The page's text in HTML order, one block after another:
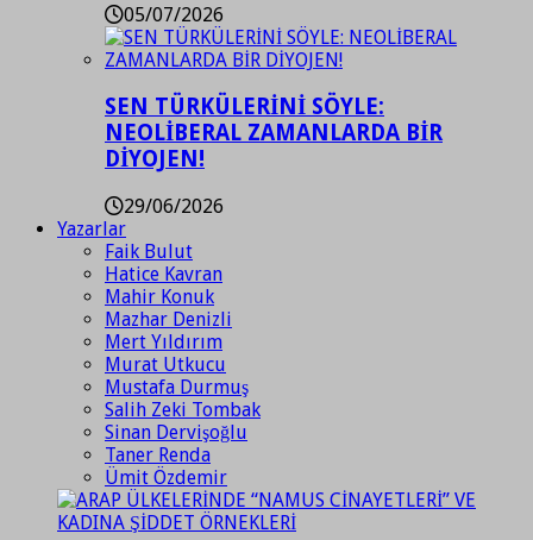
05/07/2026
SEN TÜRKÜLERİNİ SÖYLE:
NEOLİBERAL ZAMANLARDA BİR
DİYOJEN!
29/06/2026
Yazarlar
Faik Bulut
Hatice Kavran
Mahir Konuk
Mazhar Denizli
Mert Yıldırım
Murat Utkucu
Mustafa Durmuş
Salih Zeki Tombak
Sinan Dervişoğlu
Taner Renda
Ümit Özdemir